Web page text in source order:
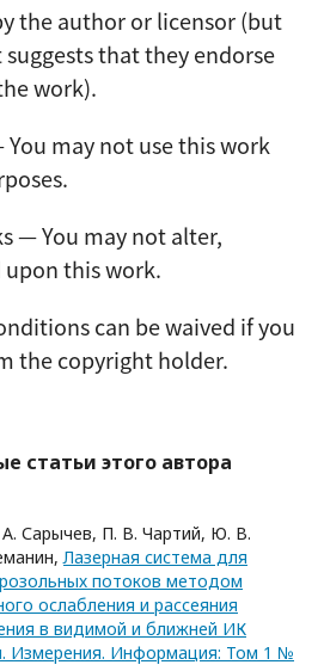
the author or licensor (but
that they endorse
work).
may not use this work
— You may not alter,
this work.
can be waived if you
the copyright holder.
статьи этого автора
Сарычев, П. В. Чартий, Ю. В.
Лазерная система для
потоков методом
ослабления и рассеяния
в видимой и ближней ИК
Измерения. Информация: Том 1 №